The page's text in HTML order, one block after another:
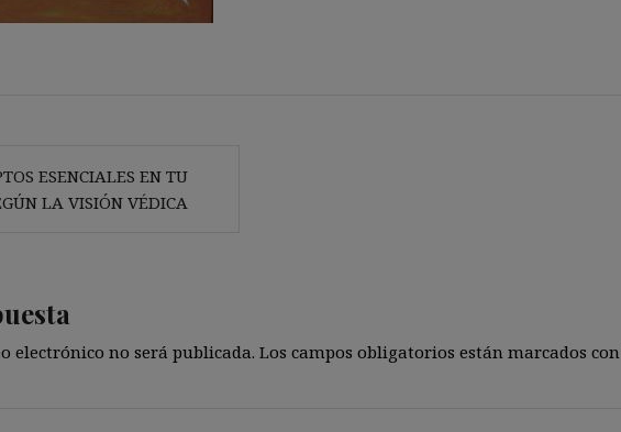
ESENCIALES EN TU
LA VISIÓN VÉDICA
electrónico no será publicada. Los campos obligatorios están marcados con